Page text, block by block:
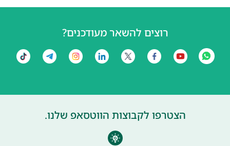
רוצים להשאר מעודכנים?
הצטרפו לקבוצות הווטסאפ שלנו.